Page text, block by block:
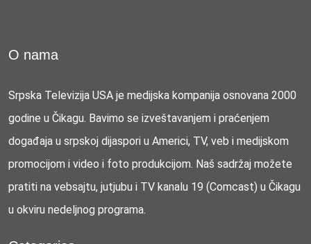
O nama
Srpska Televizija USA je medijska kompanija osnovana 2000
godine u Čikagu. Bavimo se izveštavanjem i praćenjem
događaja u srpskoj dijaspori u Americi, TV, veb i medijskom
promocijom i video i foto produkcijom. Naš sadržaj možete
pratiti na vebsajtu, jutjubu i TV kanalu 19 (Comcast) u Čikagu
u okviru nedeljnog programa.